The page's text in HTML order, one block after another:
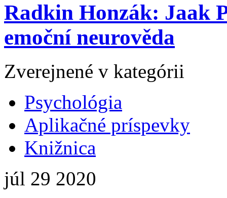
Radkin Honzák: Jaak
emoční neurověda
Zverejnené v kategórii
Psychológia
Aplikačné príspevky
Knižnica
júl 29 2020